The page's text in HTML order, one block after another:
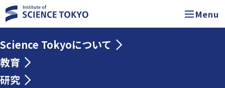
Menu
Science Tokyoについて
教育
研究